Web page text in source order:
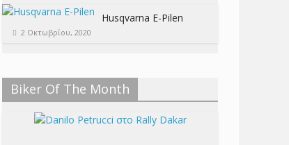
Husqvarna E-Pilen
2 Οκτωβρίου, 2020
Biker Of The Month